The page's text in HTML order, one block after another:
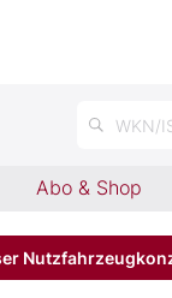
WKN/
Abo & Shop